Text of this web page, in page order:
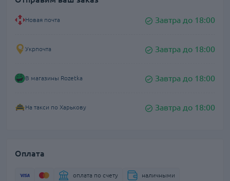
Новая почта Завтра до 18:00
Укрпочта Завтра до 18:00
В магазины Rozetka Завтра до 18:00
На такси по Харькову Завтра до 18:00
Оплата
оплата по счету наличными